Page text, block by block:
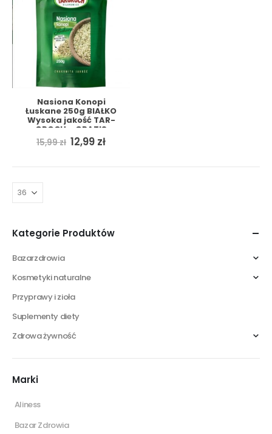
Nasiona Konopi
Łuskane 250g BIAŁKO
Wysoka jakość TAR-
GROCH + GRATIS
15,99zł Pierwotna
cena
15,99 zł.
12,99 złAktualna
12,99 zł.
Kategorie Produktów
Bazarzdrowia
Kosmetyki naturalne
Przyprawy i zioła
Suplementy diety
Zdrowa żywność
Marki
Aliness
Bazar Zdrowia